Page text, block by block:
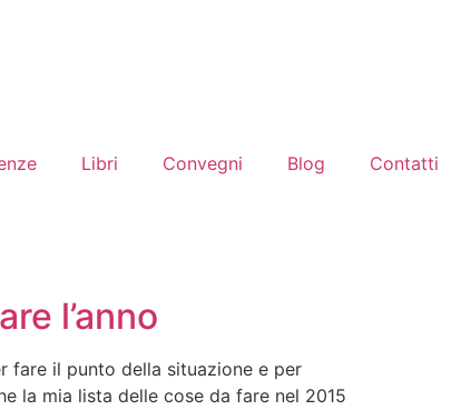
Libri Convegni Blog Contatti
l’anno
fare il punto della situazione e per
la mia lista delle cose da fare nel 2015